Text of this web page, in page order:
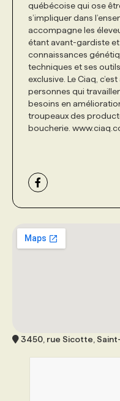
québécoise qui ose
s’impliquer dans
accompagne les
étant avant-gardiste
connaissances
techniques et ses
exclusive. Le Ciaq,
personnes qui
besoins en
troupeaux des
boucherie.
3450, rue Sicotte,